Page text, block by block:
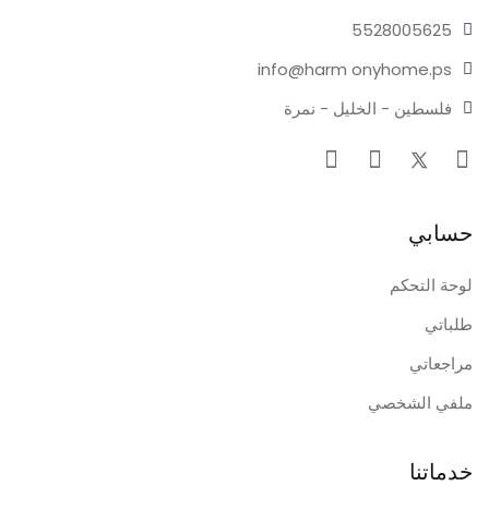
05625
55280
info@harm onyhome.ps
فلسطين - الخليل - نمرة
حسابي
لوحة التحكم
طلباتي
مراجعاتي
ملفي الشخصي
خدماتنا